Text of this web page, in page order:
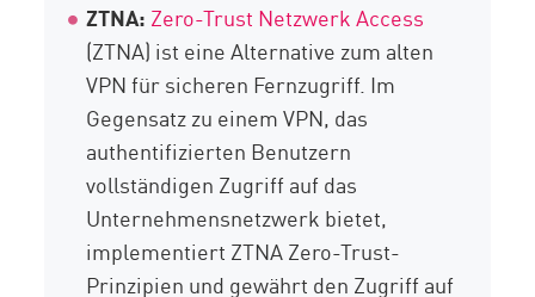
ZTNA: Zero-Trust Netzwerk Access
(ZTNA) ist eine Alternative zum alten
VPN für sicheren Fernzugriff. Im
Gegensatz zu einem VPN, das
authentifizierten Benutzern
vollständigen Zugriff auf das
Unternehmensnetzwerk bietet,
implementiert ZTNA Zero-Trust-
Prinzipien und gewährt den Zugriff auf